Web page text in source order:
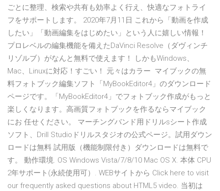
ごとに整理、検索や共有も効率よく行え、快適なフォトライ
フをサポートします。 2020年7月11日 これから「動画を作成
したい」「動画編集をはじめたい」という人に嬉しい情報！
プロレベルの編集機能を備えたDaVinci Resolve（ダヴィンチ
リゾルブ）がなんと無料で使えます！ しかもWindows、
Mac、Linuxに対応！すごい！ 元々はカラー マイブックの無
料フォトブック編集ソフト「MyBookEditor4」のダウンロード
ページです。「MyBookEditor4」でフォトブック作成がもっと
楽しくなります。高画質フォトブックを作るならマイブック
にお 任せください。 マーチングバンド用ドリルsシート作成
ソフト、Drill Studioドリルスタジオの公式ページ。試用ダウン
ロードは無料 試用版（機能制限付き）ダウンロードは無料で
す。 動作環境. OS Windows Vista/7/8/10 Mac OS X. 本体 CPU
2年サポート(永続使用可）. WEBサイトから Click here to visit
our frequently asked questions about HTML5 video. 当初は